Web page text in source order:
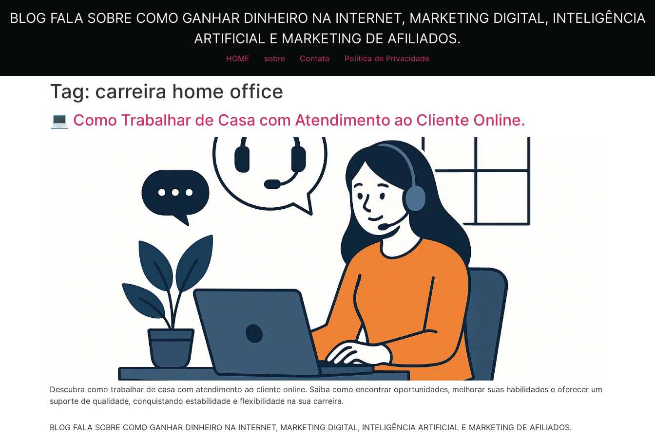
BLOG FALA SOBRE COMO GANHAR DINHEIRO NA INTERNET, MARKETING DIGITAL, INTELIGÊNCIA
ARTIFICIAL E MARKETING DE AFILIADOS.
HOME sobre Contato Política de Privacidade
Tag: carreira home office
💻 Como Trabalhar de Casa com Atendimento ao Cliente Online.
Descubra como trabalhar de casa com atendimento ao cliente online. Saiba como encontrar oportunidades, melhorar suas habilidades e oferecer um
suporte de qualidade, conquistando estabilidade e flexibilidade na sua carreira.
BLOG FALA SOBRE COMO GANHAR DINHEIRO NA INTERNET, MARKETING DIGITAL, INTELIGÊNCIA ARTIFICIAL E MARKETING DE AFILIADOS.